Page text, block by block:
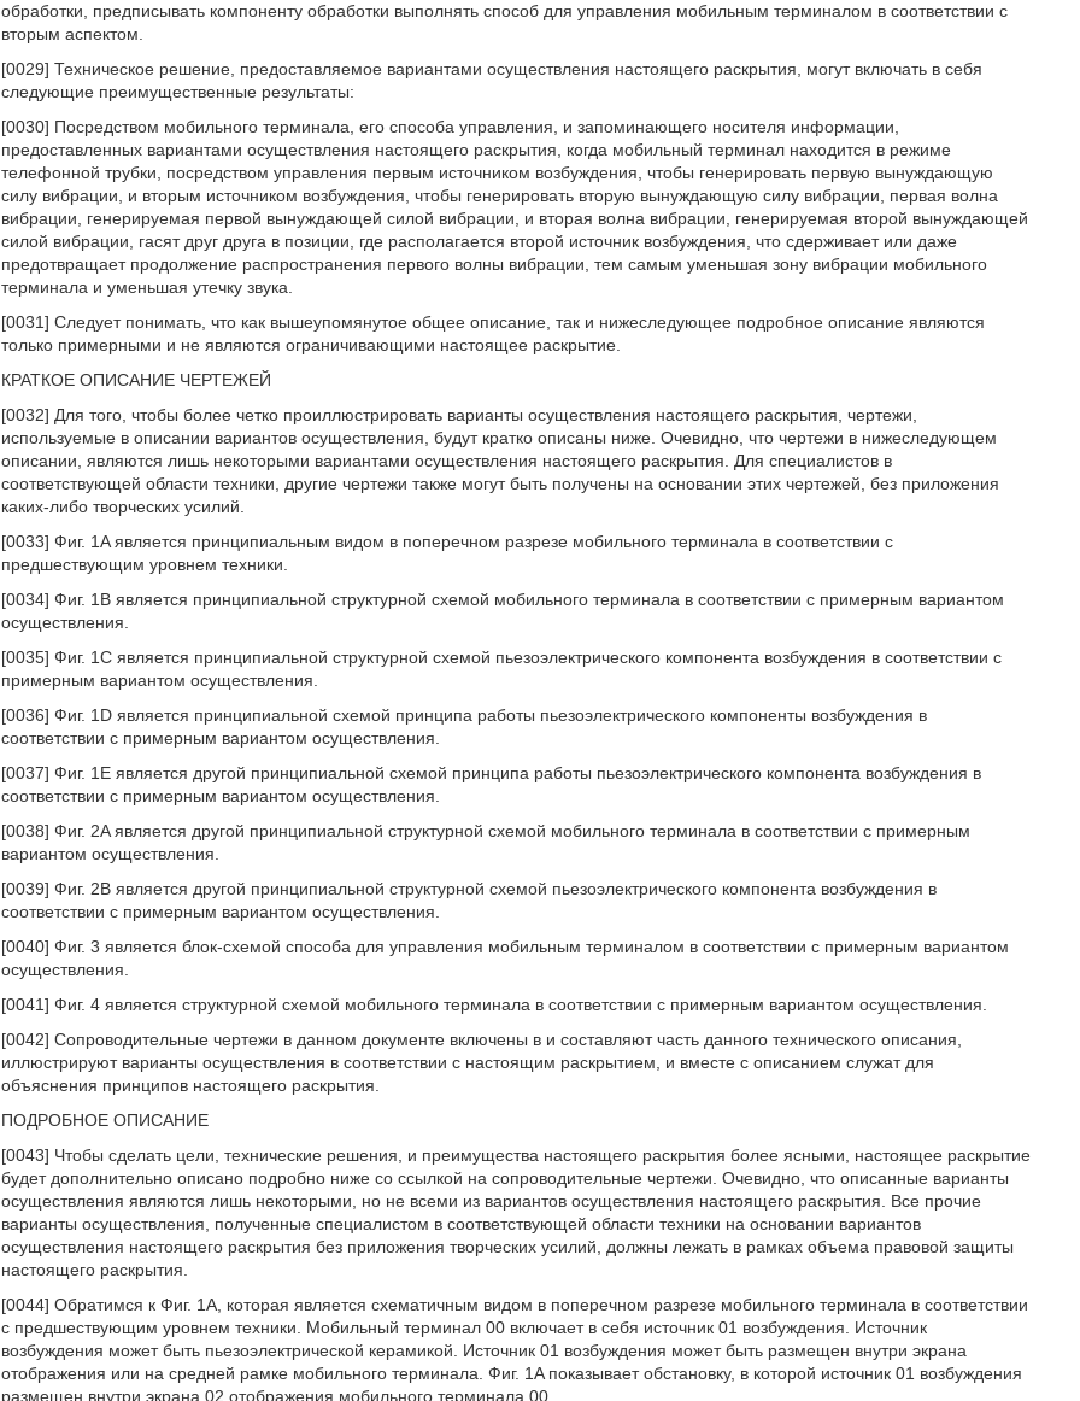
обработки, предписывать компоненту обработки выполнять способ для управления мобильным терминалом в соответствии с
вторым аспектом.
[0029] Техническое решение, предоставляемое вариантами осуществления настоящего раскрытия, могут включать в себя
следующие преимущественные результаты:
[0030] Посредством мобильного терминала, его способа управления, и запоминающего носителя информации,
предоставленных вариантами осуществления настоящего раскрытия, когда мобильный терминал находится в режиме
телефонной трубки, посредством управления первым источником возбуждения, чтобы генерировать первую вынуждающую
силу вибрации, и вторым источником возбуждения, чтобы генерировать вторую вынуждающую силу вибрации, первая волна
вибрации, генерируемая первой вынуждающей силой вибрации, и вторая волна вибрации, генерируемая второй вынуждающей
силой вибрации, гасят друг друга в позиции, где располагается второй источник возбуждения, что сдерживает или даже
предотвращает продолжение распространения первого волны вибрации, тем самым уменьшая зону вибрации мобильного
терминала и уменьшая утечку звука.
[0031] Следует понимать, что как вышеупомянутое общее описание, так и нижеследующее подробное описание являются
только примерными и не являются ограничивающими настоящее раскрытие.
КРАТКОЕ ОПИСАНИЕ ЧЕРТЕЖЕЙ
[0032] Для того, чтобы более четко проиллюстрировать варианты осуществления настоящего раскрытия, чертежи,
используемые в описании вариантов осуществления, будут кратко описаны ниже. Очевидно, что чертежи в нижеследующем
описании, являются лишь некоторыми вариантами осуществления настоящего раскрытия. Для специалистов в
соответствующей области техники, другие чертежи также могут быть получены на основании этих чертежей, без приложения
каких-либо творческих усилий.
[0033] Фиг. 1A является принципиальным видом в поперечном разрезе мобильного терминала в соответствии с
предшествующим уровнем техники.
[0034] Фиг. 1B является принципиальной структурной схемой мобильного терминала в соответствии с примерным вариантом
осуществления.
[0035] Фиг. 1C является принципиальной структурной схемой пьезоэлектрического компонента возбуждения в соответствии с
примерным вариантом осуществления.
[0036] Фиг. 1D является принципиальной схемой принципа работы пьезоэлектрического компоненты возбуждения в
соответствии с примерным вариантом осуществления.
[0037] Фиг. 1E является другой принципиальной схемой принципа работы пьезоэлектрического компонента возбуждения в
соответствии с примерным вариантом осуществления.
[0038] Фиг. 2A является другой принципиальной структурной схемой мобильного терминала в соответствии с примерным
вариантом осуществления.
[0039] Фиг. 2B является другой принципиальной структурной схемой пьезоэлектрического компонента возбуждения в
соответствии с примерным вариантом осуществления.
[0040] Фиг. 3 является блок-схемой способа для управления мобильным терминалом в соответствии с примерным вариантом
осуществления.
[0041] Фиг. 4 является структурной схемой мобильного терминала в соответствии с примерным вариантом осуществления.
[0042] Сопроводительные чертежи в данном документе включены в и составляют часть данного технического описания,
иллюстрируют варианты осуществления в соответствии с настоящим раскрытием, и вместе с описанием служат для
объяснения принципов настоящего раскрытия.
ПОДРОБНОЕ ОПИСАНИЕ
[0043] Чтобы сделать цели, технические решения, и преимущества настоящего раскрытия более ясными, настоящее раскрытие
будет дополнительно описано подробно ниже со ссылкой на сопроводительные чертежи. Очевидно, что описанные варианты
осуществления являются лишь некоторыми, но не всеми из вариантов осуществления настоящего раскрытия. Все прочие
варианты осуществления, полученные специалистом в соответствующей области техники на основании вариантов
осуществления настоящего раскрытия без приложения творческих усилий, должны лежать в рамках объема правовой защиты
настоящего раскрытия.
[0044] Обратимся к Фиг. 1A, которая является схематичным видом в поперечном разрезе мобильного терминала в соответствии
с предшествующим уровнем техники. Мобильный терминал 00 включает в себя источник 01 возбуждения. Источник
возбуждения может быть пьезоэлектрической керамикой. Источник 01 возбуждения может быть размещен внутри экрана
отображения или на средней рамке мобильного терминала. Фиг. 1A показывает обстановку, в которой источник 01 возбуждения
размещен внутри экрана 02 отображения мобильного терминала 00.